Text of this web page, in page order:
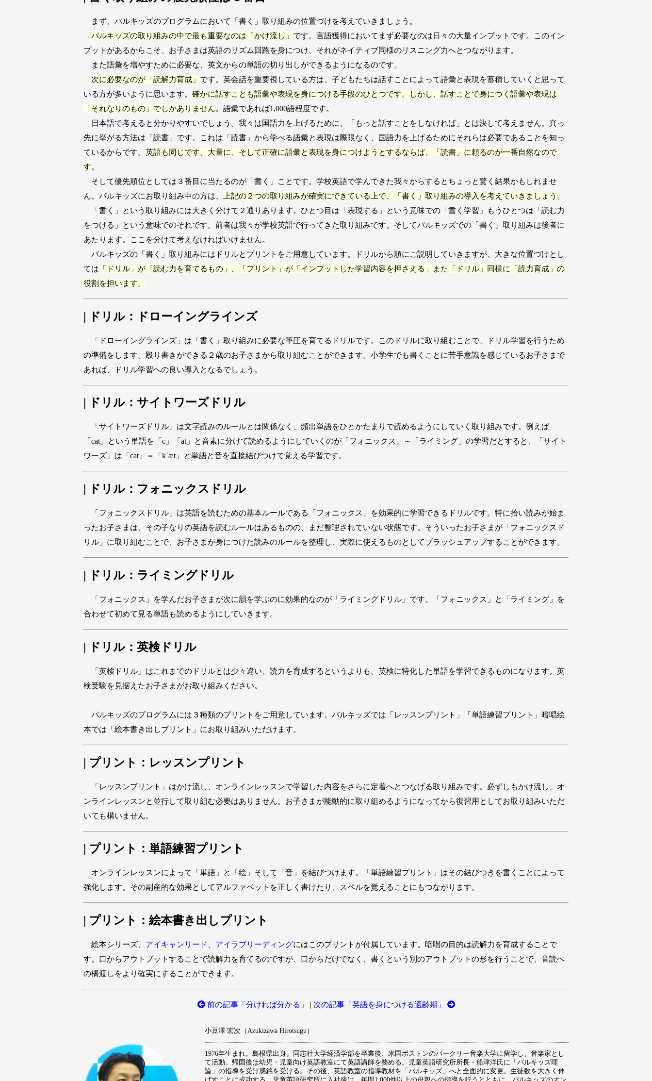
まず、パルキッズのプログラムにおいて「書く」取り組みの位置づけを考えていきましょう。
パルキッズの取り組みの中で最も重要なのは「かけ流し」 です。言語獲得においてまず必要なのは日々の大量インプットです。このイン
プットがあるからこそ、お子さまは英語のリズム回路を身につけ、それがネイティブ同様のリスニング力へとつながります。
また語彙を増やすために必要な、英文からの単語の切り出しができるようになるのです。
次に必要なのが「読解力育成」 です。英会話を重要視している方は、子どもたちは話すことによって語彙と表現を蓄積していくと思って
いる方が多いように思います。 確かに話すことも語彙や表現を身につける手段のひとつです。しかし、話すことで身につく語彙や表現は
「それなりのもの」でしかありません。語彙であれば1,000語程度です。
日本語で考えると分かりやすいでしょう。我々は国語力を上げるために、「もっと話すことをしなければ」とは決して考えません。真っ
先に挙がる方法は「読書」です。これは「読書」から学べる語彙と表現は際限なく、国語力を上げるためにそれらは必要であることを知っ
ているからです。 英語も同じです。大量に、そして正確に語彙と表現を身につけようとするならば、「読書」に頼るのが一番自然なので
す。
そして優先順位としては３番目に当たるのが「書く」ことです。学校英語で学んできた我々からするとちょっと驚く結果かもしれませ
ん。パルキッズにお取り組み中の方は、
上記の２つの取り組みが確実にできている上で、「書く」取り組みの導入を考えていきましょう 。
「書く」という取り組みには大きく分けて２通りあります。ひとつ目は「表現する」という意味での「書く学習」もうひとつは「読む力
をつける」という意味でのそれです。前者は我々が学校英語で行ってきた取り組みです。そしてパルキッズでの「書く」取り組みは後者に
あたります。ここを分けて考えなければいけません。
パルキッズの「書く」取り組みにはドリルとプリントをご用意しています。ドリルから順にご説明していきますが、大きな位置づけとし
ては 「ドリル」が「読む力を育てるもの」、「プリント」が「インプットした学習内容を押さえる」また「ドリル」同様に「読力育成」の
役割を担います。
| ドリル：ドローイングラインズ
「ドローイングラインズ」は「書く」取り組みに必要な筆圧を育てるドリルです。このドリルに取り組むことで、ドリル学習を行うため
の準備をします。殴り書きができる２歳のお子さまから取り組むことができます。小学生でも書くことに苦手意識を感じているお子さまで
あれば、ドリル学習への良い導入となるでしょう。
| ドリル：サイトワーズドリル
「サイトワーズドリル」は文字読みのルールとは関係なく、頻出単語をひとかたまりで読めるようにしていく取り組みです。例えば
「cat」という単語を「c」「at」と音素に分けて読めるようにしていくのが「フォニックス」～「ライミング」の学習だとすると、「サイト
ワーズ」は「cat」＝「kˈæt」と単語と音を直接結びつけて覚える学習です。
| ドリル：フォニックスドリル
「フォニックスドリル」は英語を読むための基本ルールである「フォニックス」を効果的に学習できるドリルです。特に拾い読みが始ま
ったお子さまは、その子なりの英語を読むルールはあるものの、まだ整理されていない状態です。そういったお子さまが「フォニックスド
リル」に取り組むことで、お子さまが身につけた読みのルールを整理し、実際に使えるものとしてブラッシュアップすることができます。
| ドリル：ライミングドリル
「フォニックス」を学んだお子さまが次に韻を学ぶのに効果的なのが「ライミングドリル」です。「フォニックス」と「ライミング」を
合わせて初めて見る単語も読めるようにしていきます。
| ドリル：英検ドリル
「英検ドリル」はこれまでのドリルとは少々違い、読力を育成するというよりも、英検に特化した単語を学習できるものになります。英
検受験を見据えたお子さまがお取り組みください。
パルキッズのプログラムには３種類のプリントをご用意しています。パルキッズでは「レッスンプリント」「単語練習プリント」暗唱絵
本では「絵本書き出しプリント」にお取り組みいただけます。
| プリント：レッスンプリント
「レッスンプリント」はかけ流し、オンラインレッスンで学習した内容をさらに定着へとつなげる取り組みです。必ずしもかけ流し、オ
ンラインレッスンと並行して取り組む必要はありません。お子さまが能動的に取り組めるようになってから復習用としてお取り組みいただ
いても構いません。
| プリント：単語練習プリント
オンラインレッスンによって「単語」と「絵」そして「音」を結びつけます。「単語練習プリント」はその結びつきを書くことによって
強化します。その副産的な効果としてアルファベットを正しく書けたり、スペルを覚えることにもつながります。
| プリント：絵本書き出しプリント
絵本シリーズ、 アイキャンリード、 アイラブリーディングにはこのプリントが付属しています。暗唱の目的は読解力を育成することで
す。口からアウトプットすることで読解力を育てるのですが、口からだけでなく、書くという別のアウトプットの形を行うことで、音読へ
の橋渡しをより確実にすることができます。
前の記事「分ければ分かる」 | 次の記事「英語を身につける適齢期」
小豆澤 宏次（Azukizawa Hirotsugu）
1976年生まれ。島根県出身。同志社大学経済学部を卒業後、米国ボストンのバークリー音楽大学に留学し、音楽家とし
て活動。帰国後は幼児・児童向け英語教室にて英語講師を務める。児童英語研究所所長・船津洋氏に「パルキッズ理
論」の指導を受け感銘を受ける。その後、英語教室の指導教材を「パルキッズ」へと全面的に変更。生徒数を大きく伸